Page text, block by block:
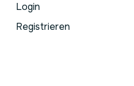
Login
Registrieren